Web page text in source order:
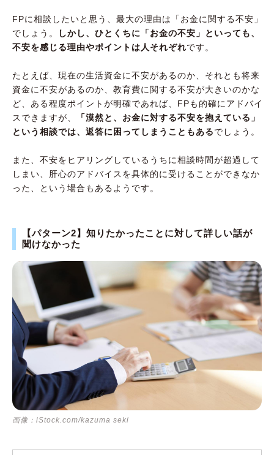
FPに相談したいと思う、最大の理由は「お金に関する不安」
でしょう。
しかし、ひとくちに「お金の不安」といっても、
不安を感じる理由やポイントは人それぞれです。
たとえば、現在の生活資金に不安があるのか、それとも将来
資金に不安があるのか、教育費に関する不安が大きいのかな
ど、ある程度ポイントが明確であれば、FPも的確にアドバイ
スできますが、
「漠然と、お金に対する不安を抱えている」
という相談では、返答に困ってしまうこともあるでしょう。
また、不安をヒアリングしているうちに相談時間が超過して
しまい、肝心のアドバイスを具体的に受けることができなか
った、という場合もあるようです。
【パターン2】知りたかったことに対して詳しい話が
聞けなかった
画像：iStock.com/kazuma seki